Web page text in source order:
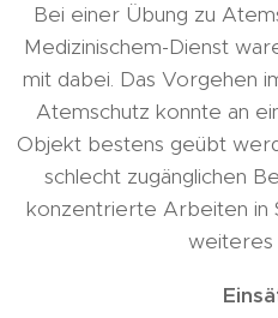
Bei einer Übung zu
Medizinischem-Dienst
mit dabei. Das Vorgehen
Atemschutz konnte an
Objekt bestens geübt
schlecht zugänglichen
konzentrierte Arbeiten in
weiteres